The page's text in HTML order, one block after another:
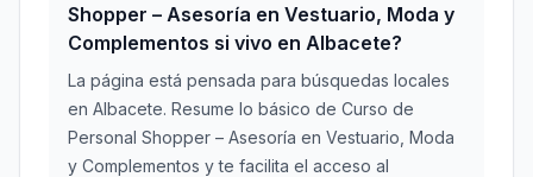
Shopper – Asesoría en Vestuario, Moda y
Complementos si vivo en Albacete?
La página está pensada para búsquedas locales
en Albacete. Resume lo básico de Curso de
Personal Shopper – Asesoría en Vestuario, Moda
y Complementos y te facilita el acceso al